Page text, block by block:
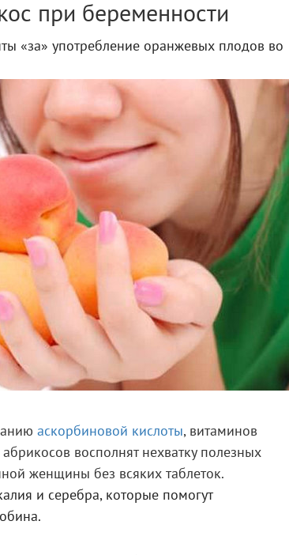
при беременности
«за» употребление оранжевых плодов во
аскорбиновой кислоты, витаминов
восполнят нехватку полезных
женщины без всяких таблеток.
и серебра, которые помогут